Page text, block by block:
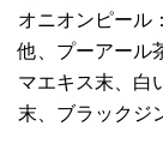
オニオンピール
他、プーアール
マエキス末、白
末、ブラックジ